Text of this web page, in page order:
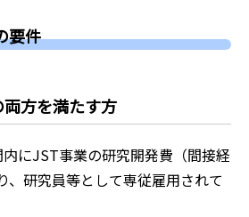
要件
方を満たす方
にJST事業の研究開発費（間接経
、研究員等として専従雇用されて